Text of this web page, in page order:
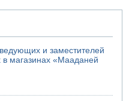
и заместителей
магазинах «Мааданей